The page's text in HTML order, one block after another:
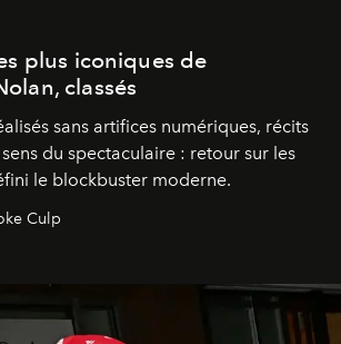
plus iconiques de
classés
sans artifices numériques, récits
du spectaculaire : retour sur les
le blockbuster moderne.
Culp